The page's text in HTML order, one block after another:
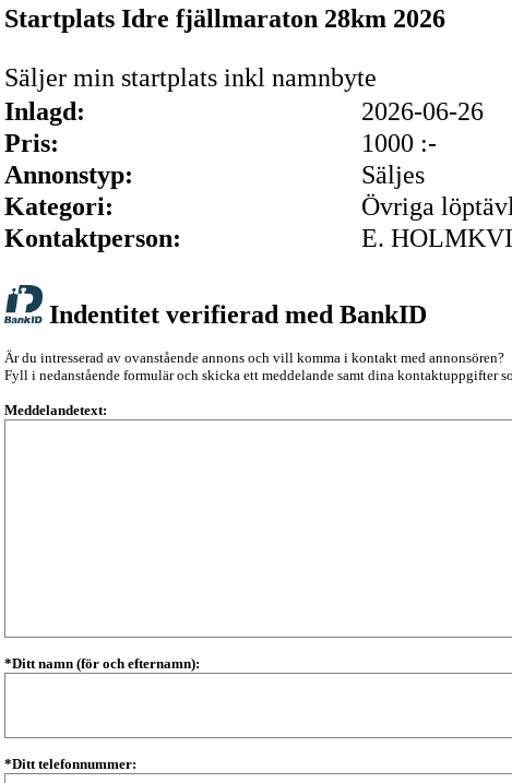
Startplats Idre fjällmaraton 28km 2026
Säljer min startplats inkl namnbyte
Inlagd:
2026-06-26
Pris:
1000 :-
Annonstyp:
Säljes
Kategori:
Övriga
Kontaktperson:
E.
Indentitet verifierad med BankID
Är du intresserad av ovanstående annons och vill komma i kontakt med annonsören?
Fyll i nedanstående formulär och skicka ett meddelande samt dina kontaktuppgifter
Meddelandetext:
*Ditt namn (för och efternamn):
*Ditt telefonnummer: